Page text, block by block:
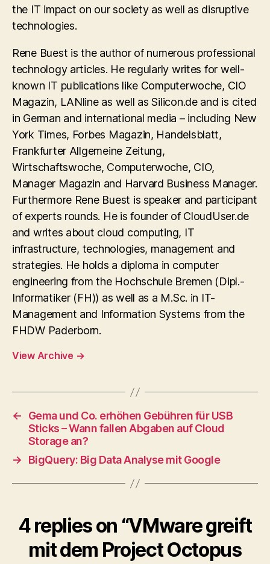
the IT impact on our society as well as disruptive
technologies.
Rene Buest is the author of numerous professional
technology articles. He regularly writes for well-
known IT publications like Computerwoche, CIO
Magazin, LANline as well as Silicon.de and is cited
in German and international media – including New
York Times, Forbes Magazin, Handelsblatt,
Frankfurter Allgemeine Zeitung,
Wirtschaftswoche, Computerwoche, CIO,
Manager Magazin and Harvard Business Manager.
Furthermore Rene Buest is speaker and participant
of experts rounds. He is founder of CloudUser.de
and writes about cloud computing, IT
infrastructure, technologies, management and
strategies. He holds a diploma in computer
engineering from the Hochschule Bremen (Dipl.-
Informatiker (FH)) as well as a M.Sc. in IT-
Management and Information Systems from the
FHDW Paderborn.
View Archive →
←
Gema und Co. erhöhen Gebühren für USB
Sticks – Wann fallen Abgaben auf Cloud
Storage an?
→
BigQuery: Big Data Analyse mit Google
4 replies on “VMware greift
mit dem Project Octopus